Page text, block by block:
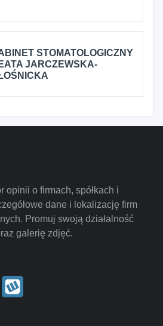
STOMATOLOGICZNY
JARCZEWSKA-
opinii o firmach, spółkach i
dane i lokalizację firm
Promuj swoją działalność
galerię zdjęć.
LinkedIn